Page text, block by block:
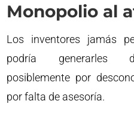
Monopolio al
Los inventores jamás
podría generarles
posiblemente por
por falta de asesoría.